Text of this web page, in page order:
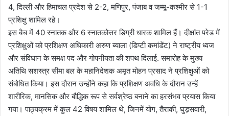
4, दिल्ली और हिमाचल प्रदेश से 2-2, मणिपुर, पंजाब व जम्मू-कश्मीर से 1-1
प्रशिक्षु शामिल रहे।
इस बैच में 40 स्नातक और 6 स्नातकोत्तर डिग्री धारक शामिल हैं। दीक्षांत परेड में
प्रशिक्षुओं को प्रशिक्षण अधिकारी अरुण ब्याला (डिप्टी कमांडेंट) ने राष्ट्रीय ध्वज
और संविधान के समक्ष पद और गोपनीयता की शपथ दिलाई. समारोह के मुख्य
अतिथि सशस्त्र सीमा बल के महानिदेशक अमृत मोहन प्रसाद ने प्रशिक्षुओं को
संबोधित किया। इस दौरान उन्होंने कहा कि प्रशिक्षण अवधि के दौरान उन्हें
शारीरिक, मानसिक और बौद्धिक रूप से सर्वश्रेष्ठ बनाने का हरसंभव प्रयास किया
गया। पाठ्यक्रम में कुल 42 विषय शामिल थे, जिनमें योग, तैराकी, घुड़सवारी,